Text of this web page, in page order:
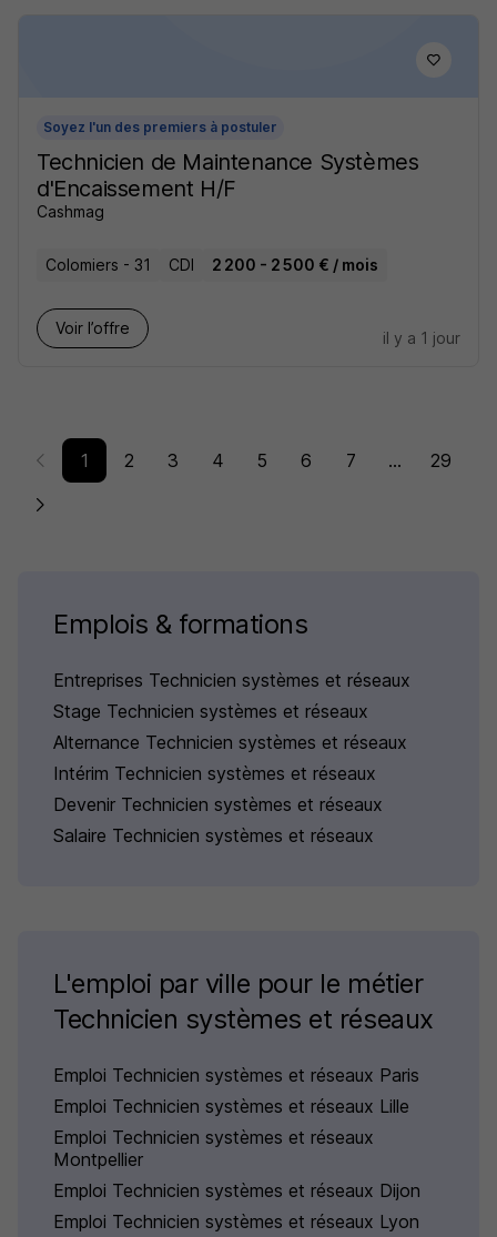
Soyez l'un des premiers à postuler
Technicien de Maintenance Systèmes
d'Encaissement H/F
Cashmag
Colomiers - 31 CDI 2 200 - 2 500 € / mois
Voir l’offre
il y a 1 jour
1 2 3 4 5 6 7 ... 29
Emplois & formations
Entreprises Technicien systèmes et réseaux
Stage Technicien systèmes et réseaux
Alternance Technicien systèmes et réseaux
Intérim Technicien systèmes et réseaux
Devenir Technicien systèmes et réseaux
Salaire Technicien systèmes et réseaux
L'emploi par ville pour le métier
Technicien systèmes et réseaux
Emploi Technicien systèmes et réseaux Paris
Emploi Technicien systèmes et réseaux Lille
Emploi Technicien systèmes et réseaux
Montpellier
Emploi Technicien systèmes et réseaux Dijon
Emploi Technicien systèmes et réseaux Lyon